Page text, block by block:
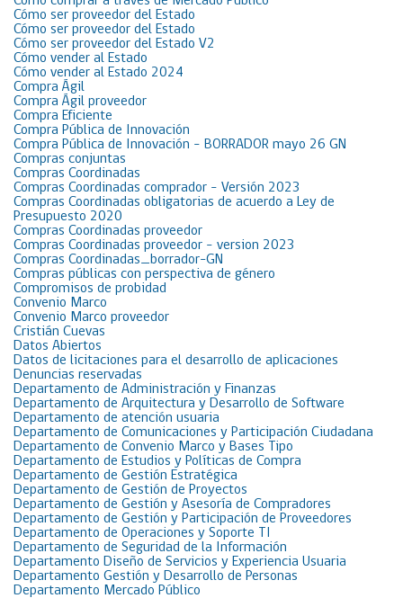
Cómo ser proveedor del Estado
Cómo ser proveedor del Estado
Cómo ser proveedor del Estado V2
Cómo vender al Estado
Cómo vender al Estado 2024
Compra Ágil
Compra Ágil proveedor
Compra Eficiente
Compra Pública de Innovación
Compra Pública de Innovación – BORRADOR mayo 26 GN
Compras conjuntas
Compras Coordinadas
Compras Coordinadas comprador – Versión 2023
Compras Coordinadas obligatorias de acuerdo a Ley de
Presupuesto 2020
Compras Coordinadas proveedor
Compras Coordinadas proveedor – version 2023
Compras Coordinadas_borrador-GN
Compras públicas con perspectiva de género
Compromisos de probidad
Convenio Marco
Convenio Marco proveedor
Cristián Cuevas
Datos Abiertos
Datos de licitaciones para el desarrollo de aplicaciones
Denuncias reservadas
Departamento de Administración y Finanzas
Departamento de Arquitectura y Desarrollo de Software
Departamento de atención usuaria
Departamento de Comunicaciones y Participación Ciudadana
Departamento de Convenio Marco y Bases Tipo
Departamento de Estudios y Políticas de Compra
Departamento de Gestión Estratégica
Departamento de Gestión de Proyectos
Departamento de Gestión y Asesoría de Compradores
Departamento de Gestión y Participación de Proveedores
Departamento de Operaciones y Soporte TI
Departamento de Seguridad de la Información
Departamento Diseño de Servicios y Experiencia Usuaria
Departamento Gestión y Desarrollo de Personas
Departamento Mercado Público